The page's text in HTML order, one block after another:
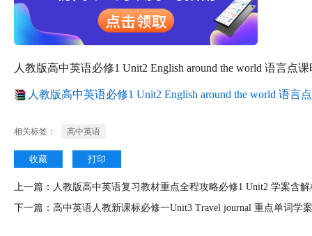
人教版高中英语必修1 Unit2 English around the world 语言点
人教版高中英语必修1 Unit2 English around the world 语言
相关标签： 高中英语
收藏 打印
上一篇： 人教版高中英语复习教材重点全程攻略必修1 Unit2 学案含解
下一篇： 高中英语人教新课标必修一Unit3 Travel journal 重点单词学案